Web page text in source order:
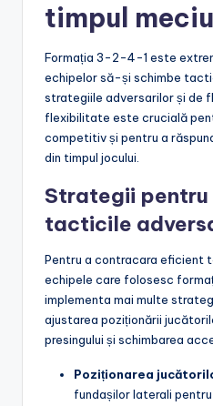
timpul
Formația 3-2-4-1 este
echipelor să-și schimbe
strategiile adversarilor și de
flexibilitate este crucială
competitiv și pentru a
din timpul jocului.
Strategii
tacticile
Pentru a contracara eficient
echipele care folosesc
implementa mai multe
ajustarea poziționării
presingului și schimbarea
Poziționarea
fundașilor laterali